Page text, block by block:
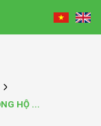
HỘ ...